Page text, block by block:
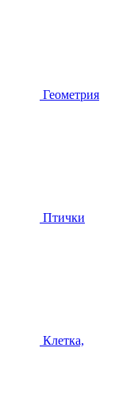
Геометрия
Птички
Клетка,